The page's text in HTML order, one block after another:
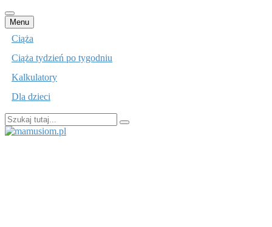
Menu Przejdź
do
Ciąża
Ciąża tydzień po tygodniu
Kalkulatory
Dla dzieci
Szukaj: